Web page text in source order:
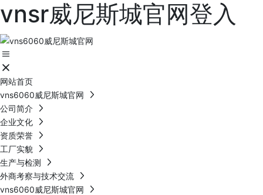
vnsr威尼斯城官网登入
网站首页
vns6060威尼斯城官网
公司简介
企业文化
资质荣誉
工厂实貌
生产与检测
外商考察与技术交流
vns6060威尼斯城官网